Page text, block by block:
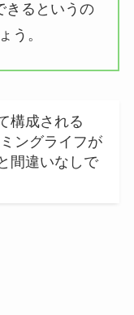
きるというの
う。
構成される
ングライフが
間違いなしで